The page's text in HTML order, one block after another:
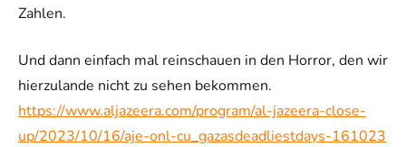
Zahlen.
Und dann einfach mal reinschauen in den Horror, den wir
hierzulande nicht zu sehen bekommen.
https://www.aljazeera.com/program/al-jazeera-close-
up/2023/10/16/aje-onl-cu_gazasdeadliestdays-161023